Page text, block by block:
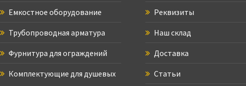
Емкостное оборудование
Трубопроводная арматура
Фурнитура для ограждений
Комплектующие для душевых
Реквизиты
Наш склад
Доставка
Статьи